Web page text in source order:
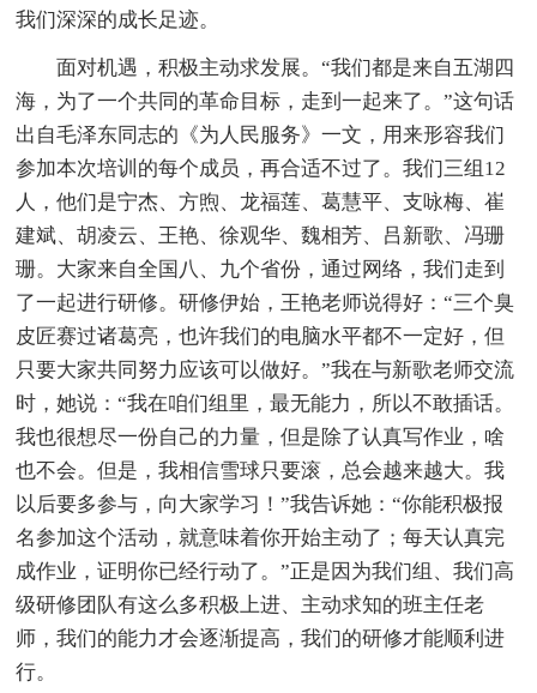
我们深深的成长足迹。
面对机遇，积极主动求发展。“我们都是来自五湖四
海，为了一个共同的革命目标，走到一起来了。”这句话
出自毛泽东同志的《为人民服务》一文，用来形容我们
参加本次培训的每个成员，再合适不过了。我们三组12
人，他们是宁杰、方煦、龙福莲、葛慧平、支咏梅、崔
建斌、胡凌云、王艳、徐观华、魏相芳、吕新歌、冯珊
珊。大家来自全国八、九个省份，通过网络，我们走到
了一起进行研修。研修伊始，王艳老师说得好：“三个臭
皮匠赛过诸葛亮，也许我们的电脑水平都不一定好，但
只要大家共同努力应该可以做好。”我在与新歌老师交流
时，她说：“我在咱们组里，最无能力，所以不敢插话。
我也很想尽一份自己的力量，但是除了认真写作业，啥
也不会。但是，我相信雪球只要滚，总会越来越大。我
以后要多参与，向大家学习！”我告诉她：“你能积极报
名参加这个活动，就意味着你开始主动了；每天认真完
成作业，证明你已经行动了。”正是因为我们组、我们高
级研修团队有这么多积极上进、主动求知的班主任老
师，我们的能力才会逐渐提高，我们的研修才能顺利进
行。